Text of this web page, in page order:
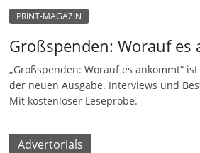
e
e
i
PRINT-MAGAZIN
Großspenden: Worauf es
„Großspenden: Worauf es ankommt“
der neuen Ausgabe. Interviews und
Mit kostenloser Leseprobe.
Advertorials